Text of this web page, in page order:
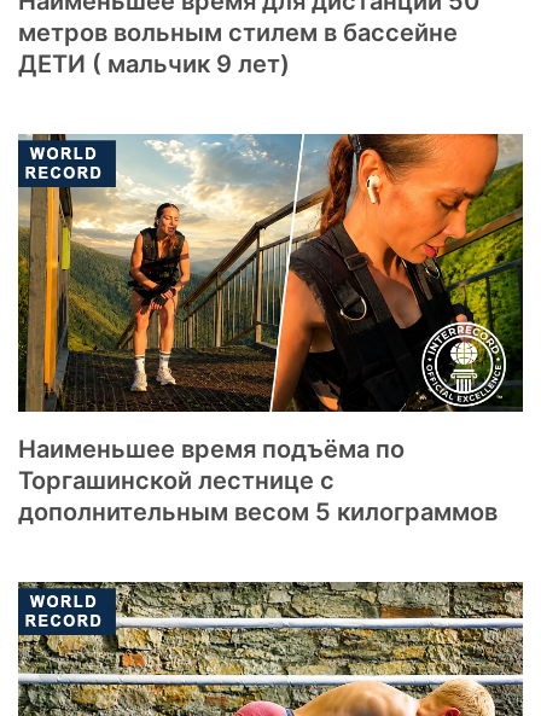
метров вольным стилем в бассейне
ДЕТИ ( мальчик 9 лет)
Наименьшее время подъёма по
Торгашинской лестнице с
дополнительным весом 5 килограммов